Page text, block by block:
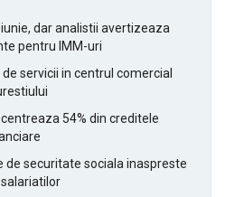
dar analistii avertizeaza
pentru IMM-uri
servicii in centrul comercial
54% din creditele
de securitate sociala inaspreste